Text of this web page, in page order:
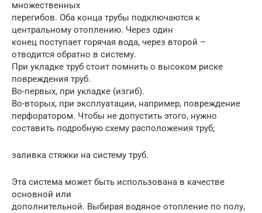
множественных
перегибов. Оба конца трубы подключаются к
центральному отоплению. Через один
конец поступает горячая вода, через второй –
отводится обратно в систему.
При укладке труб стоит помнить о высоком риске
повреждения труб.
Во-первых, при укладке (изгиб).
Во-вторых, при эксплуатации, например, повреждение
перфоратором. Чтобы не допустить этого, нужно
составить подробную схему расположения труб;
заливка стяжки на систему труб.
Эта система может быть использована в качестве
основной или
дополнительной. Выбирая водяное отопление по полу,